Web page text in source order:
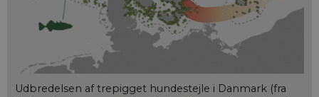
Udbredelsen af trepigget hundestejle i Danmark (fra